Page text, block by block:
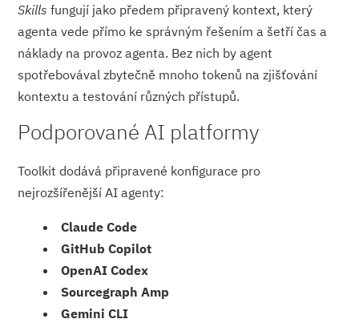
Skills fungují jako předem připravený kontext, který
agenta vede přímo ke správným řešením a šetří čas a
náklady na provoz agenta. Bez nich by agent
spotřebovával zbytečně mnoho tokenů na zjišťování
kontextu a testování různých přístupů.
Podporované AI platformy
Toolkit dodává připravené konfigurace pro
nejrozšířenější AI agenty:
Claude Code
GitHub Copilot
OpenAI Codex
Sourcegraph Amp
Gemini CLI